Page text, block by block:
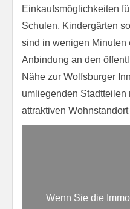
Einkaufsmöglichkeiten
Schulen, Kindergärten
sind in wenigen Minuten
Anbindung an den
Nähe zur Wolfsburger
umliegenden Stadtteilen
attraktiven
Wenn Sie die